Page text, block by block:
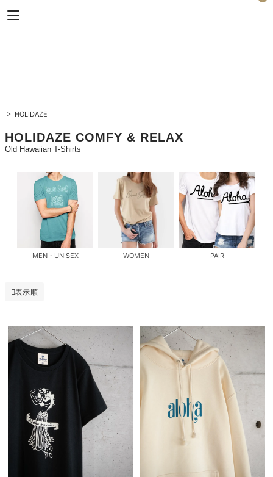
> HOLIDAZE
HOLIDAZE COMFY & RELAX
Old Hawaiian T-Shirts
MEN・UNISEX WOMEN PAIR
表示順